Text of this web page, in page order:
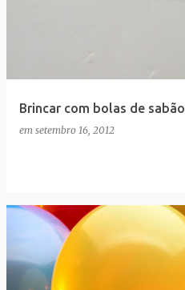
Brincar com bolas de sabão
em setembro 16, 2012